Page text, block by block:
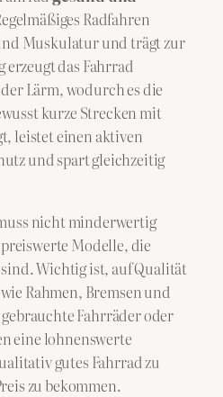
Radfahren
Muskulatur und trägt zur
erzeugt das Fahrrad
Lärm, wodurch es die
kurze Strecken mit
leistet einen aktiven
und spart gleichzeitig
nicht minderwertig
Modelle, die
Wichtig ist, auf Qualität
Rahmen, Bremsen und
Fahrräder oder
eine lohnenswerte
gutes Fahrrad zu
zu bekommen.